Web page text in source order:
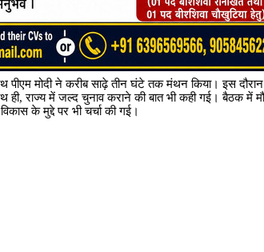
मोदी ने करीब साढ़े तीन घंटे तक मंथन किया। इस
ही, राज्य में जल्द चुनाव कराने की बात भी कही गई। बैठक में
के मुद्दे पर भी चर्चा की गई।